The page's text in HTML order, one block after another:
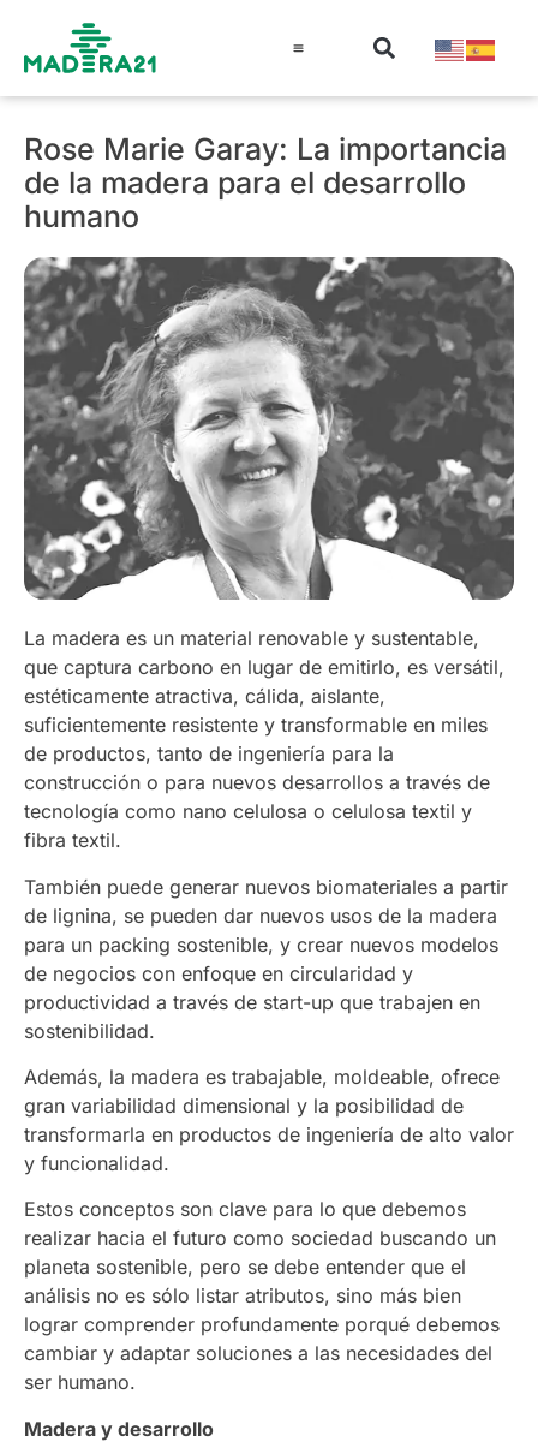
Rose Marie Garay: La importancia
de la madera para el desarrollo
humano
La madera es un material renovable y sustentable,
que captura carbono en lugar de emitirlo, es versátil,
estéticamente atractiva, cálida, aislante,
suficientemente resistente y transformable en miles
de productos, tanto de ingeniería para la
construcción o para nuevos desarrollos a través de
tecnología como nano celulosa o celulosa textil y
fibra textil.
También puede generar nuevos biomateriales a partir
de lignina, se pueden dar nuevos usos de la madera
para un packing sostenible, y crear nuevos modelos
de negocios con enfoque en circularidad y
productividad a través de start-up que trabajen en
sostenibilidad.
Además, la madera es trabajable, moldeable, ofrece
gran variabilidad dimensional y la posibilidad de
transformarla en productos de ingeniería de alto valor
y funcionalidad.
Estos conceptos son clave para lo que debemos
realizar hacia el futuro como sociedad buscando un
planeta sostenible, pero se debe entender que el
análisis no es sólo listar atributos, sino más bien
lograr comprender profundamente porqué debemos
cambiar y adaptar soluciones a las necesidades del
ser humano.
Madera y desarrollo